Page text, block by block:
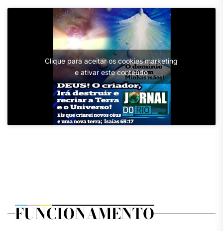
Clique para aceitar os cookies marketing
e ativar este conteúdo
FUNCIONAMENTO